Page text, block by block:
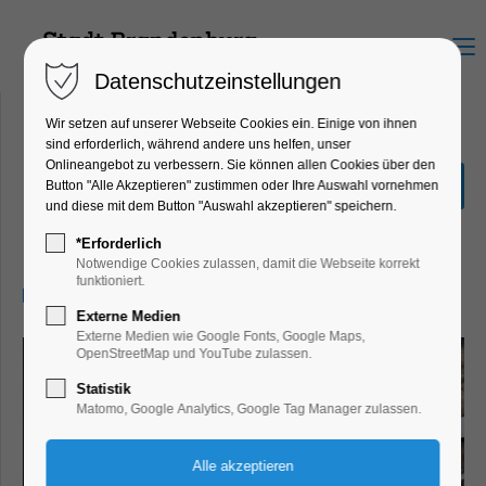
Menu
Turmführung St.
Katharinenkirche
Führung
Datenschutzeinstellungen
Wir setzen auf unserer Webseite Cookies ein. Einige von ihnen
sind erforderlich, während andere uns helfen, unser
Onlineangebot zu verbessern. Sie können allen Cookies über den
Button "Alle Akzeptieren" zustimmen oder Ihre Auswahl vornehmen
und diese mit dem Button "Auswahl akzeptieren" speichern.
*Erforderlich
Notwendige Cookies zulassen, damit die Webseite korrekt
funktioniert.
Externe Medien
Externe Medien wie Google Fonts, Google Maps,
OpenStreetMap und YouTube zulassen.
Statistik
Matomo, Google Analytics, Google Tag Manager zulassen.